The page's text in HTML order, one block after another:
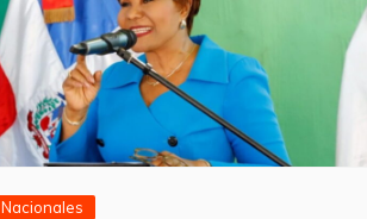
Nacionales